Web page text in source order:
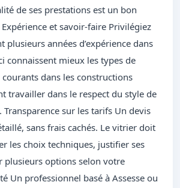
de ses prestations est un bon
et savoir-faire Privilégiez
plusieurs années d’expérience dans
connaissent mieux les types de
dans les constructions
travailler dans le respect du style de
sur les tarifs Un devis
sans frais cachés. Le vitrier doit
les choix techniques, justifier ses
plusieurs options selon votre
Un professionnel basé à Assesse ou